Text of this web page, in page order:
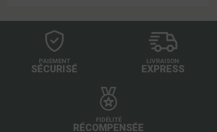
PAIEMENT
SÉCURISÉ
LIVRAISON
EXPRESS
FIDÉLITÉ
RÉCOMPENSÉE